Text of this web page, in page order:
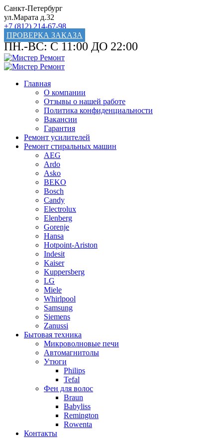
Санкт-Петербург
ул.Марата д.32
+7 (812) 214-67-98
ПРОВЕРКА ЗАКАЗА
ПН.-ВС: С 11:00 ДО 22:00
Главная
О компании
Отзывы о нашей работе
Политика конфиденциальности
Вакансии
Гарантия
Ремонт усилителей
Ремонт стиральных машин
AEG
Ardo
Asko
BEKO
Bosch
Candy
Electrolux
Elenberg
Gorenje
Hansa
Hotpoint-Ariston
Indesit
Kaiser
Kuppersberg
LG
Miele
Whirlpool
Samsung
Siemens
Zanussi
Бытовая техника
Микроволновые печи
Автомагнитолы
Утюги
Philips
Tefal
Фен для волос
Braun
Babyliss
Remington
Rowenta
Контакты